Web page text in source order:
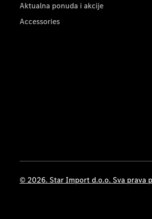
Aktualna ponuda i akcije
Accessories
© 2026. Star Import d.o.o. Sva prava